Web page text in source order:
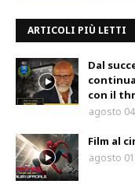
ARTICOLI PIÙ LETTI
Dal
con il
agosto
Film al
agosto